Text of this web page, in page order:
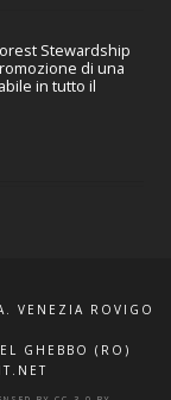
Stewardship
di una
in tutto il
VENEZIA ROVIGO
GHEBBO (RO)